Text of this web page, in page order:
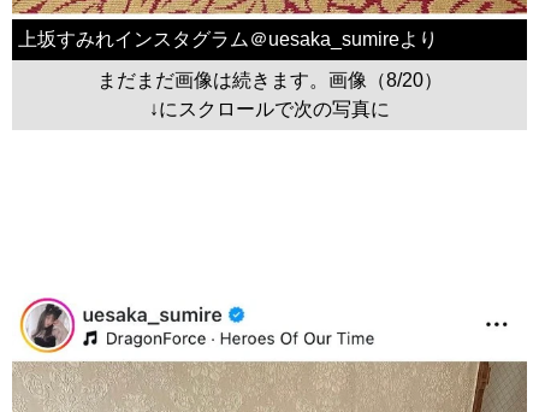
上坂すみれインスタグラム＠uesaka_sumireより
まだまだ画像は続きます。画像（8/20）
↓にスクロールで次の写真に